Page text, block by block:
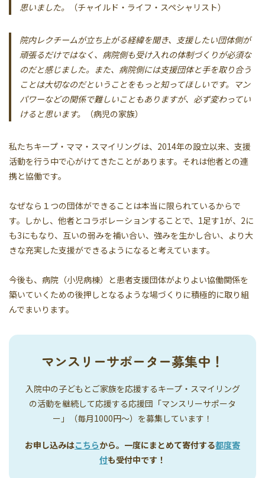
思いました。
（チャイルド・ライフ・スペシャリスト）
院内レクチームが立ち上がる経緯を聞き、支援したい団体側が
頑張るだけではなく、病院側も受け入れの体制づくりが必須な
のだと感じました。また、病院側には支援団体と手を取り合う
ことは大切なのだということをもっと知ってほしいです。マン
パワーなどの関係で難しいこともありますが、必ず変わってい
けると思います。
（病児の家族）
私たちキープ・ママ・スマイリングは、2014年の設立以来、支援
活動を行う中で心がけてきたことがあります。それは他者との連
携と協働です。
なぜなら１つの団体ができることは本当に限られているからで
す。しかし、他者とコラボレーションすることで、1足す1が、2に
も3にもなり、互いの弱みを補い合い、強みを生かし合い、より大
きな充実した支援ができるようになると考えています。
今後も、病院（小児病棟）と患者支援団体がよりよい協働関係を
築いていくための後押しとなるような場づくりに積極的に取り組
んでまいります。
マンスリーサポーター募集中！
入院中の子どもとご家族を応援するキープ・スマイリング
の活動を継続して応援する応援団「マンスリーサポータ
ー」（毎月1000円〜）を募集しています！
お申し込みはこちらから。一度にまとめて寄付する都度寄
付も受付中です！